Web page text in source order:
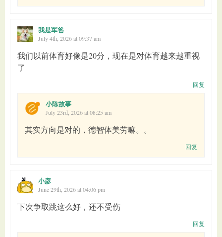
我是军爸
July 4th, 2026 at 09:37 am
我们以前体育好像是20分，现在是对体育越来越重视
了
回复
小陈故事
July 23rd, 2026 at 08:25 am
其实方向是对的，德智体美劳嘛。。
回复
小彦
June 29th, 2026 at 04:06 pm
下次争取跳这么好，还不受伤
回复